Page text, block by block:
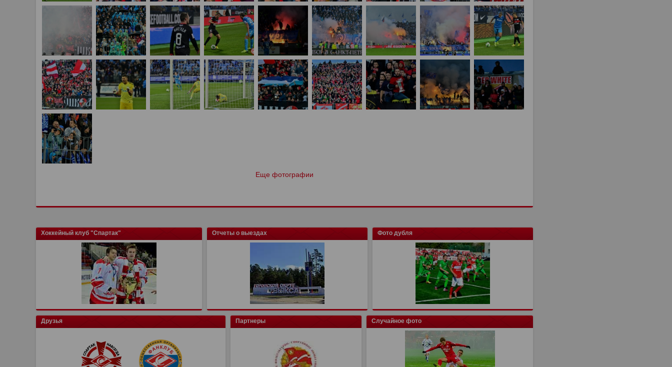
Еще фотографии
Хоккейный клуб "Спартак" Отчеты о выездах Фото дубля
Друзья Партнеры Случайное фото